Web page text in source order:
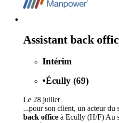
Assistant back
Intérim
•Écully (69)
Le 28 juillet
...pour son client, un acteur du
back office à Ecully (H/F) Au